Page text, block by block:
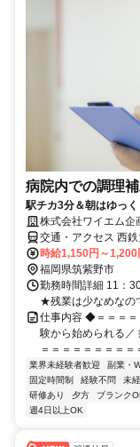
病院内での調理
駅チカ3分＆朝はゆっ
株式会社ワイエム企
交通・アクセス 西
本線「天拝山駅」か
時給1,150円～1,200
福岡県筑紫野市
勤務時間詳細 11：
★残業は少なめなの
仕事内容 ◆＝＝＝
験から始められる
＝＝＝＝＝＝＝＝
業界未経験者歓迎 副業・
固定時間制
経験不問 未
研修あり
夕方 ブランク
週4日以上OK